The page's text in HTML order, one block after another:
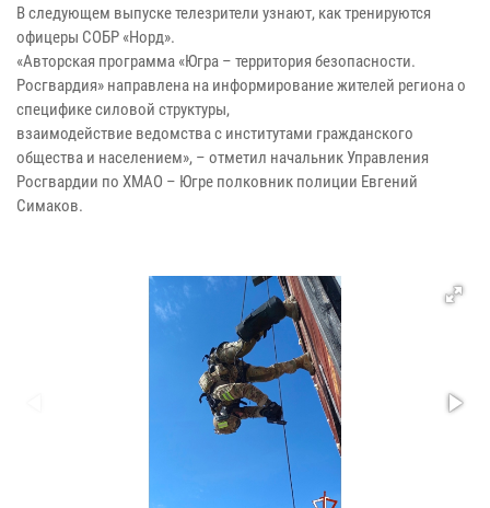
В следующем выпуске телезрители узнают, как тренируются
офицеры СОБР «Норд».
«Авторская программа «Югра – территория безопасности.
Росгвардия» направлена на информирование жителей региона о
специфике силовой структуры,
взаимодействие ведомства с институтами гражданского
общества и населением», – отметил начальник Управления
Росгвардии по ХМАО – Югре полковник полиции Евгений
Симаков.